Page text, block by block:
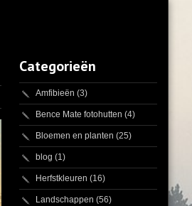
Categorieën
Amfibieën (3)
Bence Mate fotohutten (4)
Bloemen en planten (25)
blog (1)
Herfstkleuren (16)
Landschappen (56)